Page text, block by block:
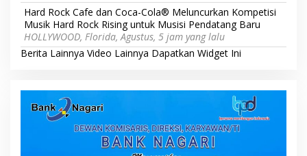
Hard Rock Cafe dan Coca-Cola® Meluncurkan Kompetisi
Musik Hard Rock Rising untuk Musisi Pendatang Baru
HOLLYWOOD, Florida, Agustus, 5 jam yang lalu
Berita Lainnya Video Lainnya Dapatkan Widget Ini